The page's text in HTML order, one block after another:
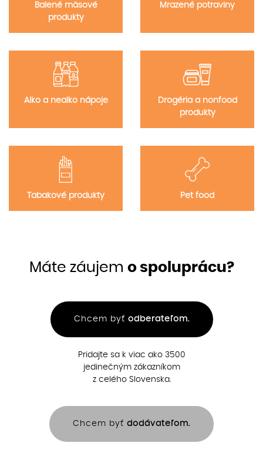
Balené mäsové
produkty
Mrazené potraviny
Alko a nealko nápoje
Drogéria a nonfood
produkty
Tabakové produkty Pet food
Máte záujem o spoluprácu?
Chcem byť odberateľom.
Pridajte sa k viac ako 3500
jedinečným zákazníkom
z celého Slovenska.
Chcem byť dodávateľom.